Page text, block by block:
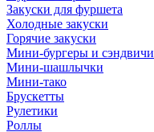
Закуски для фуршета
Холодные закуски
Горячие закуски
Мини-бургеры и сэндвичи
Мини-шашлычки
Мини-тако
Брускетты
Рулетики
Роллы